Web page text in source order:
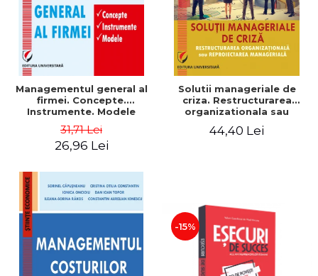
Managementul general al
firmei. Concepte.
Instrumente. Modele
31,71 Lei
26,96 Lei
Solutii manageriale de
criza. Restructurarea
organizationala sau
44,40 Lei
-15%